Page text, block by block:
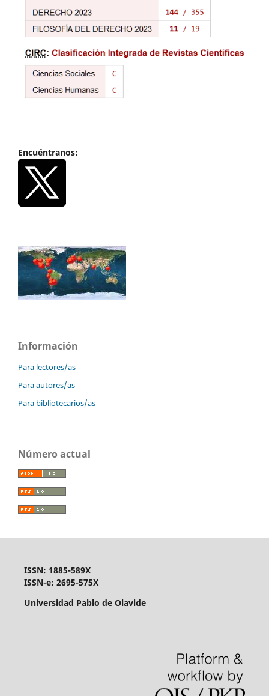
Encuéntranos:
Información
Para lectores/as
Para autores/as
Para bibliotecarios/as
Número actual
ISSN: 1885-589X
ISSN-e: 2695-575X
Universidad Pablo de Olavide